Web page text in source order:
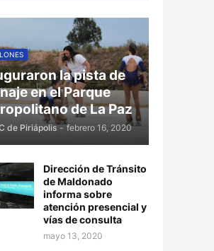
la pista de
en el Parque
de La Paz
de Piriápolis - febrero 16, 2020
Dirección de Tránsito
de Maldonado
informa sobre
atención presencial y
vías de consulta
mayo 13, 2020